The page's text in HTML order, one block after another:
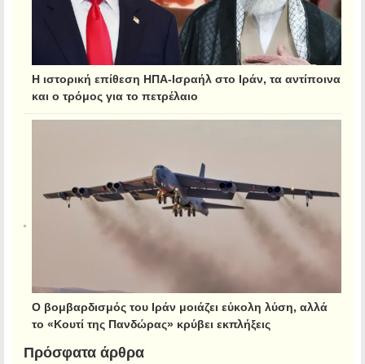
Η ιστορική επίθεση ΗΠΑ-Ισραήλ στο Ιράν, τα αντίποινα
και ο τρόμος για το πετρέλαιο
Ο βομβαρδισμός του Ιράν μοιάζει εύκολη λύση, αλλά
το «Κουτί της Πανδώρας» κρύβει εκπλήξεις
Πρόσφατα άρθρα